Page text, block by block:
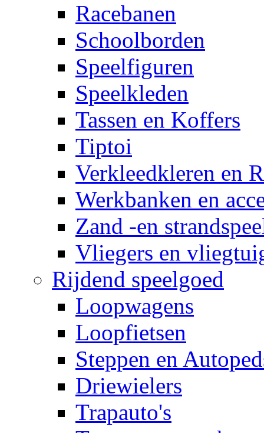
Racebanen
Schoolborden
Speelfiguren
Speelkleden
Tassen en Koffers
Tiptoi
Verkleedkleren en
Werkbanken en
Zand -en
Vliegers en
Rijdend speelgoed
Loopwagens
Loopfietsen
Steppen en
Driewielers
Trapauto's